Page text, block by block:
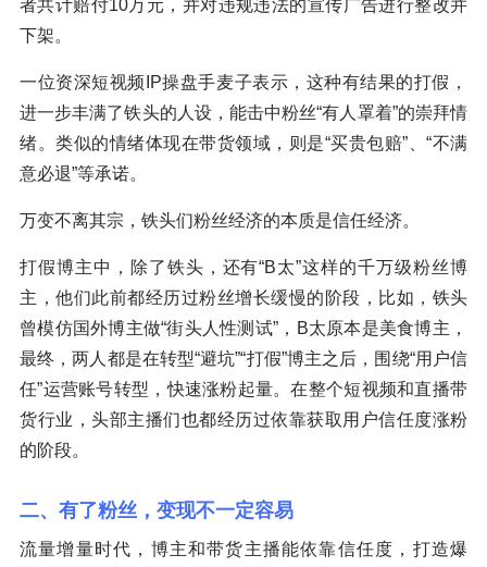
者共计赔付10万元，并对违规违法的宣传广告进行整改并
下架。
一位资深短视频IP操盘手麦子表示，这种有结果的打假，
进一步丰满了铁头的人设，能击中粉丝“有人罩着”的崇拜情
绪。类似的情绪体现在带货领域，则是“买贵包赔”、“不满
意必退”等承诺。
万变不离其宗，铁头们粉丝经济的本质是信任经济。
打假博主中，除了铁头，还有“B太”这样的千万级粉丝博
主，他们此前都经历过粉丝增长缓慢的阶段，比如，铁头
曾模仿国外博主做“街头人性测试”，B太原本是美食博主，
最终，两人都是在转型“避坑”“打假”博主之后，围绕“用户信
任”运营账号转型，快速涨粉起量。在整个短视频和直播带
货行业，头部主播们也都经历过依靠获取用户信任度涨粉
的阶段。
二、有了粉丝，变现不一定容易
流量增量时代，博主和带货主播能依靠信任度，打造爆